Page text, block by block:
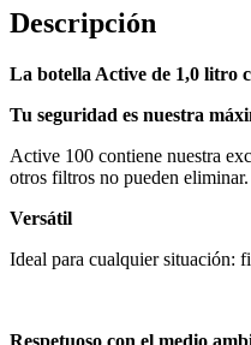
Descripción
La botella Active de 1,0 litro
Tu seguridad es nuestra
Active 100 contiene nuestra
otros filtros no pueden eliminar.
Versátil
Ideal para cualquier situación:
Respetuoso con el medio